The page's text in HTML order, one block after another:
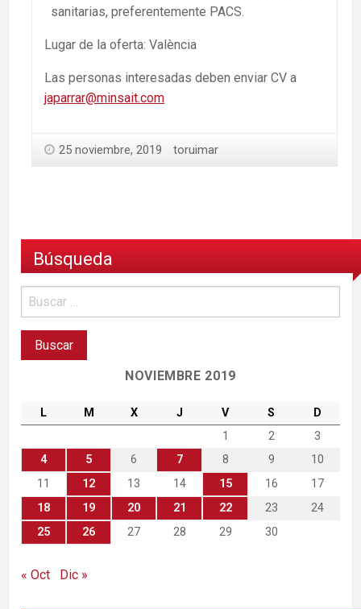
sanitarias, preferentemente PACS.
Lugar de la oferta: València
Las personas interesadas deben enviar CV a
japarrar@minsait.com
25 noviembre, 2019 toruimar
Búsqueda
NOVIEMBRE 2019
L M X J V S
D
1
2
3
4
5 6 7 8 9
10
11
12 13 14 15 16
17
18
19 20 21 22 23
24
25
26 27 28 29 30
« Oct Dic »